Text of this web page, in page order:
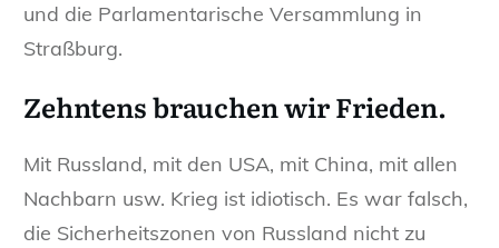
und die Parlamentarische Versammlung in
Straßburg.
Zehntensbrauchen wir Frieden.
Mit Russland, mit den USA, mit China, mit allen
Nachbarn usw. Krieg ist idiotisch. Es war falsch,
die Sicherheitszonen von Russland nicht zu